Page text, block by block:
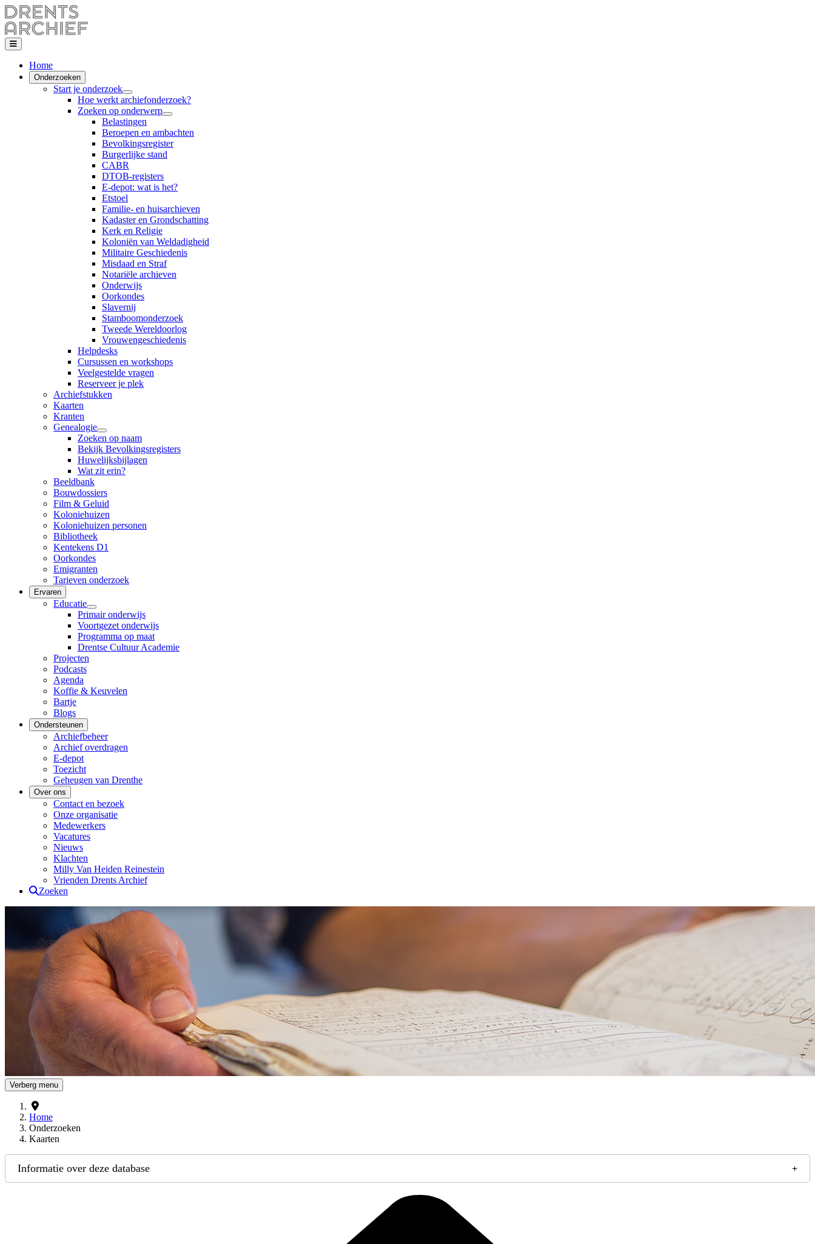
Home
Onderzoeken
Start je onderzoek
Hoe werkt archiefonderzoek?
Zoeken op onderwerp
Belastingen
Beroepen en ambachten
Bevolkingsregister
Burgerlijke stand
CABR
DTOB-registers
E-depot: wat is het?
Etstoel
Familie- en huisarchieven
Kadaster en Grondschatting
Kerk en Religie
Koloniën van Weldadigheid
Militaire Geschiedenis
Misdaad en Straf
Notariële archieven
Onderwijs
Oorkondes
Slavernij
Stamboomonderzoek
Tweede Wereldoorlog
Vrouwengeschiedenis
Helpdesks
Cursussen en workshops
Veelgestelde vragen
Reserveer je plek
Archiefstukken
Kaarten
Kranten
Genealogie
Zoeken op naam
Bekijk Bevolkingsregisters
Huwelijksbijlagen
Wat zit erin?
Beeldbank
Bouwdossiers
Film & Geluid
Koloniehuizen
Koloniehuizen personen
Bibliotheek
Kentekens D1
Oorkondes
Emigranten
Tarieven onderzoek
Ervaren
Educatie
Primair onderwijs
Voortgezet onderwijs
Programma op maat
Drentse Cultuur Academie
Projecten
Podcasts
Agenda
Koffie & Keuvelen
Bartje
Blogs
Ondersteunen
Archiefbeheer
Archief overdragen
E-depot
Toezicht
Geheugen van Drenthe
Over ons
Contact en bezoek
Onze organisatie
Medewerkers
Vacatures
Nieuws
Klachten
Milly Van Heiden Reinestein
Vrienden Drents Archief
Zoeken
Drents Archief
Verberg menu
Home
Onderzoeken
Kaarten
Informatie over deze database